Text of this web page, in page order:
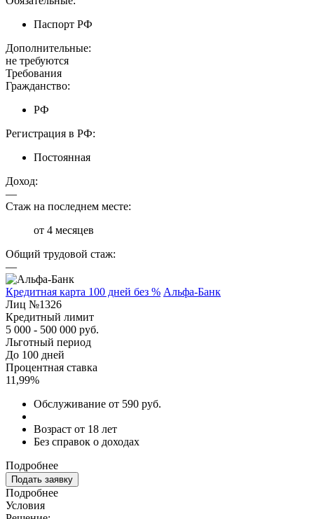
Паспорт РФ
Дополнительные:
не требуются
Требования
Гражданство:
РФ
Регистрация в РФ:
Постоянная
Доход:
—
Стаж на последнем месте:
от 4 месяцев
Общий трудовой стаж:
—
Кредитная карта 100 дней без % Альфа-Банк
Лиц №1326
Кредитный лимит
5 000 - 500 000 руб.
Льготный период
До 100 дней
Процентная ставка
11,99%
Обслуживание от 590 руб.
Возраст от 18 лет
Без справок о доходах
Подробнее
Подать заявку
Подробнее
Условия